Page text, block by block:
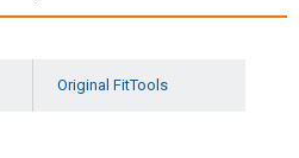
Original FitTools